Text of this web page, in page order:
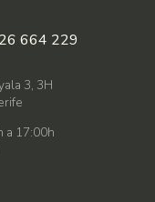
664 229
3, 3H
a 17:00h